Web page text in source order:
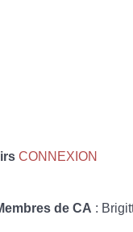
CONNEXION
de CA :